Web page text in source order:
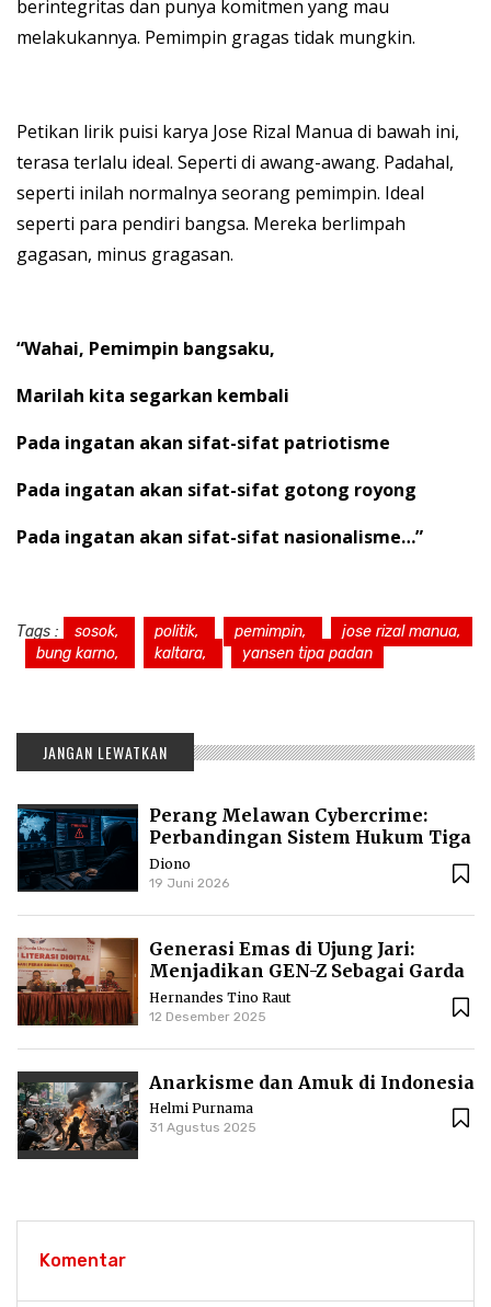
berintegritas dan punya komitmen yang mau
melakukannya. Pemimpin gragas tidak mungkin.
Petikan lirik puisi karya Jose Rizal Manua di bawah ini,
terasa terlalu ideal. Seperti di awang-awang. Padahal,
seperti inilah normalnya seorang pemimpin. Ideal
seperti para pendiri bangsa. Mereka berlimpah
gagasan, minus gragasan.
“Wahai, Pemimpin bangsaku,
Marilah kita segarkan kembali
Pada ingatan akan sifat-sifat patriotisme
Pada ingatan akan sifat-sifat gotong royong
Pada ingatan akan sifat-sifat nasionalisme…”
Tags : sosok, politik, pemimpin,
jose rizal manua,
bung karno,
kaltara, yansen tipa padan
JANGAN LEWATKAN
Perang Melawan Cybercrime:
Perbandingan Sistem Hukum Tiga
Negara
Diono
19 Juni 2026
Generasi Emas di Ujung Jari:
Menjadikan GEN-Z Sebagai Garda
Literasi dalam polarisasi bonus
demografi
Hernandes Tino Raut
12 Desember 2025
Anarkisme dan Amuk di Indonesia
Helmi Purnama
31 Agustus 2025
Komentar